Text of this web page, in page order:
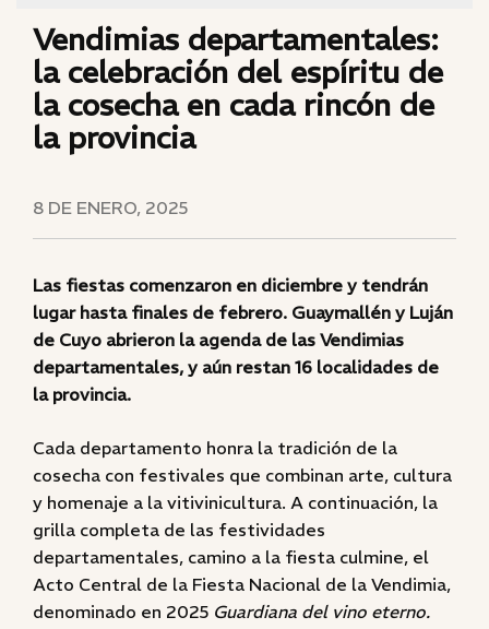
Vendimias departamentales:
la celebración del espíritu de
la cosecha en cada rincón de
la provincia
8 DE ENERO, 2025
Las fiestas comenzaron en diciembre y tendrán
lugar hasta finales de febrero. Guaymallén y Luján
de Cuyo abrieron la agenda de las Vendimias
departamentales, y aún restan 16 localidades de
la provincia.
Cada departamento honra la tradición de la
cosecha con festivales que combinan arte, cultura
y homenaje a la vitivinicultura. A continuación, la
grilla completa de las festividades
departamentales, camino a la fiesta culmine, el
Acto Central de la Fiesta Nacional de la Vendimia,
denominado en 2025 Guardiana del vino eterno.